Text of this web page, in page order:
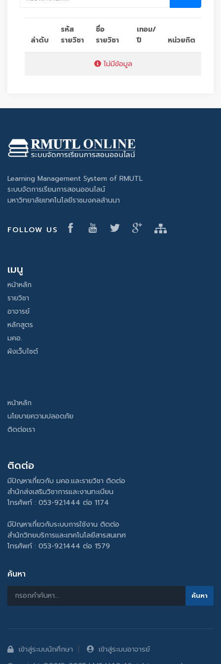
ลำดับ
รหัส
รายวิชา
ชื่อ
รายวิชา
เทอม/
ปี
หน่วยกิต
ไม่มีข้อมูล
Learning Management System of RMUTL
ระบบจัดการเรียนการสอนออนไลน์
มหาวิทยาลัยเทคโนโลยีราชมงคลล้านนา
FOLLOW US
เมนู
หน้าหลัก
รายวิชา
อาจารย์
หลักสูตร
มคอ.
ผังเว็บไซต์
หน้าหลัก
นโยบายความปลอดภัย
ติดต่อเรา
ติดต่อ
มีปัญหาเกี่ยวกับ มคอ.และรายวิชา ติดต่อ
สำนักส่งเสริมวิชาการและงานทะเบียน
โทรศัพท์ : 053-921444 ต่อ 1174
มีปัญหาเกี่ยวกับระบบการใช้งาน ติดต่อ
สำนักวิทยบริการและเทคโนโลยีสารสนเทศ
โทรศัพท์ : 053-921444 ต่อ 1579
ค้นหา
เข้าสู่ระบบนักศึกษา
เข้าสู่ระบบอาจารย์